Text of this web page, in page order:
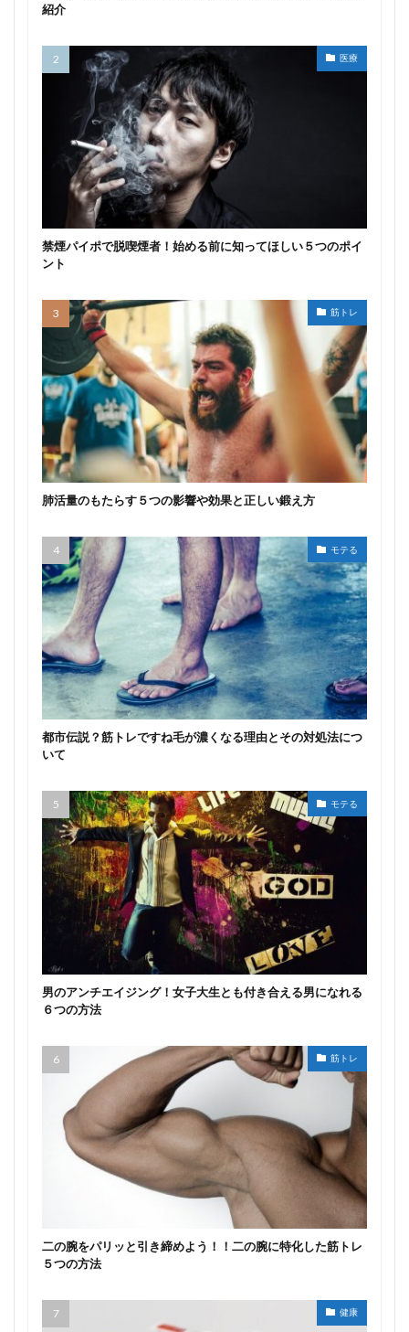
紹介
医療
禁煙パイポで脱喫煙者！始める前に知ってほしい５つのポイ
ント
筋トレ
肺活量のもたらす５つの影響や効果と正しい鍛え方
モテる
都市伝説？筋トレですね毛が濃くなる理由とその対処法につ
いて
モテる
男のアンチエイジング！女子大生とも付き合える男になれる
６つの方法
筋トレ
二の腕をパリッと引き締めよう！！二の腕に特化した筋トレ
５つの方法
健康